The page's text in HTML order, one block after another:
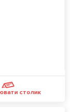
столик